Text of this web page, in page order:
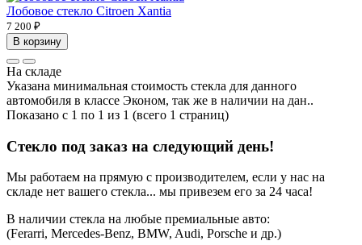
Лобовое стекло Citroen Xantia
7 200 ₽
В корзину
На складе
Указана минимальная стоимость стекла для данного
автомобиля в классе Эконом, так же в наличии на дан..
Показано с 1 по 1 из 1 (всего 1 страниц)
Стекло под заказ на следующий день!
Мы работаем на прямую с производителем, если у нас на
складе нет вашего стекла... мы привезем его за 24 часа!
В наличии стекла на любые премиальные авто:
(Ferarri, Mercedes-Benz, BMW, Audi, Porsche и др.)